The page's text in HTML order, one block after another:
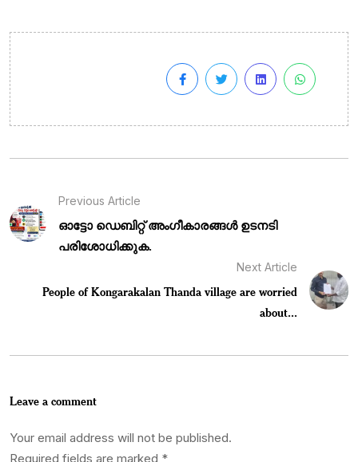
Previous Article
ഓട്ടോ ഡെബിറ്റ് അംഗീകാരങ്ങൾ ഉടനടി
പരിശോധിക്കുക.
Next Article
People of Kongarakalan Thanda village are worried
about...
Leave a comment
Your email address will not be published.
Required fields are marked *